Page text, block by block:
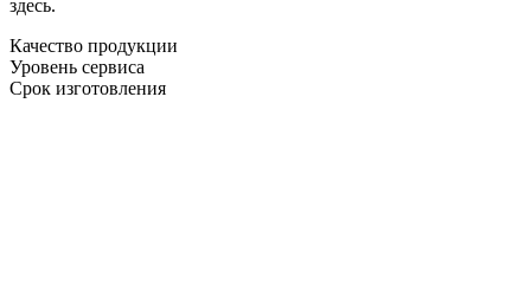
здесь.
Качество продукции
Уровень сервиса
Срок изготовления